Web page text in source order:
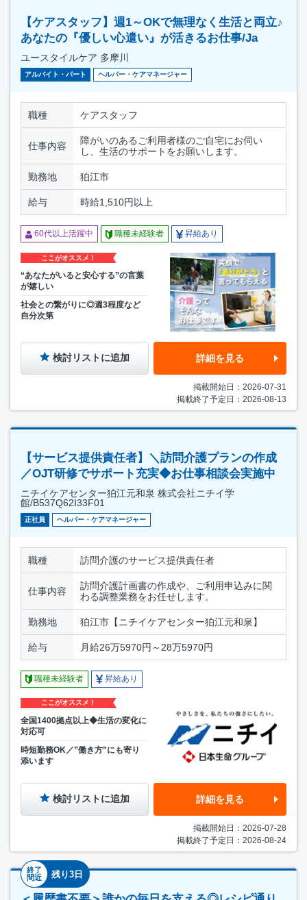
【ケアスタッフ】週1～OKで無理なく生活と両立♪
あなたの『優しい心遣い』が活きるお仕事/Ja
ユースタイルケア 多摩川
アルバイト・パート ヘルパー・ケアマネージャー
職種 ケアスタッフ
仕事内容
障がいのあるご利用者様のご自宅にお伺い
し、生活のサポートをお願いします。
勤務地 狛江市
給与 時給1,510円以上
60代以上活躍中 職種未経験者 昇給あり
ここがオススメ！
“あなたがいると安心する”の言葉
が嬉しい
社会との繋がりに◎週3程度など
自分次第
検討リストに追加 詳細を見る
掲載開始日：2026-07-31
掲載終了予定日：2026-08-13
【サービス提供責任者】＼訪問介護プランの作成
／OJT研修でサポート充実◆お仕事相談会実施中
ニチイケアセンター狛江元和泉 株式会社ニチイ学
館/B537Q62I33F01
正社員 ヘルパー・ケアマネージャー
職種 訪問介護のサービス提供責任者
仕事内容
訪問介護計画書の作成や、ご利用申込みに関
わる調整業務をお任せします。
勤務地 狛江市【ニチイケアセンター狛江元和泉】
給与 月給26万5970円～28万5970円
職種未経験者 昇給あり
ここがオススメ！
全国1400拠点以上◆生活の変化に
対応可
時短勤務OK／”働き方”にも寄り
添います
検討リストに追加 詳細を見る
掲載開始日：2026-07-28
掲載終了予定日：2026-08-24
終了
間近
残り3日